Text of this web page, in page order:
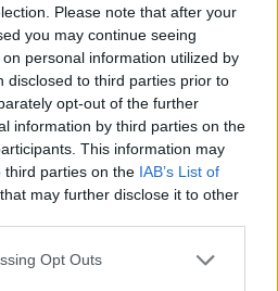
Please note that after your
you may continue seeing
personal information utilized by
disclosed to third parties prior to
opt-out of the further
information by third parties on the
This information may
third parties on the IAB’s List of
that may further disclose it to other
Opt Outs
, a fiatal, aki
a nő, aki megbékélt a
a kérdések
Bónuszként
borítója is finoman
ahol ugyanis